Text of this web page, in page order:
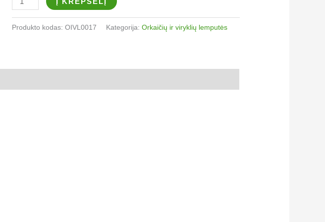
Produkto kodas: OIVL0017 Kategorija: Orkaičių ir viryklių lemputės